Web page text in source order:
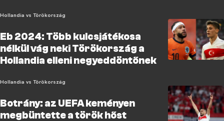
Hollandia vs Törökország
Eb 2024: Több kulcsjátékosa
nélkül vág neki Törökország a
Hollandia elleni negyeddöntőnek
Hollandia vs Törökország
Botrány: az UEFA keményen
megbüntette a török hőst